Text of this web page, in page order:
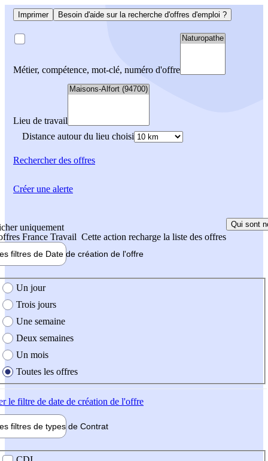
Imprimer Besoin d'aide sur la recherche d'offres d'emploi ?
Métier, compétence, mot-clé, numéro d'offre
Lieu de travail
Distance autour du lieu choisi
Rechercherdes offres
uniquement
France Travail Cette action recharge la liste des offres
Qui sont
filtres de Date de création de l'offre
création de l'offre
Un jour
Trois jours
Une semaine
Deux semaines
Un mois
Toutes les offres
le filtre de date de création de l'offre
filtres de types de Contrat
Créer une alerte